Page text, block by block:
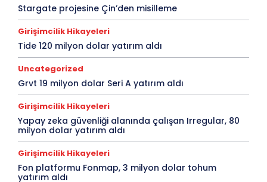
Stargate projesine Çin’den misilleme
Girişimcilik Hikayeleri
Tide 120 milyon dolar yatırım aldı
Uncategorized
Grvt 19 milyon dolar Seri A yatırım aldı
Girişimcilik Hikayeleri
Yapay zeka güvenliği alanında çalışan Irregular, 80
milyon dolar yatırım aldı
Girişimcilik Hikayeleri
Fon platformu Fonmap, 3 milyon dolar tohum
yatırım aldı